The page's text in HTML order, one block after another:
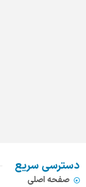
دسترسی سریع
صفحه اصلی